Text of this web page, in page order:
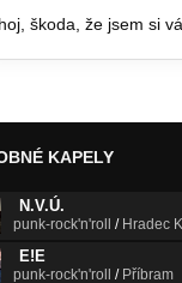
škoda, že jsem si
KAPELY
N.V.Ú.
punk-rock'n'roll / Hradec
E!E
punk-rock'n'roll / Příbram